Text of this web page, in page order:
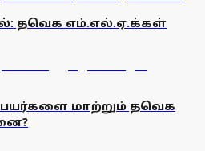
தவெக எம்.எல்.ஏ.க்கள்
மாற்றும் தவெக